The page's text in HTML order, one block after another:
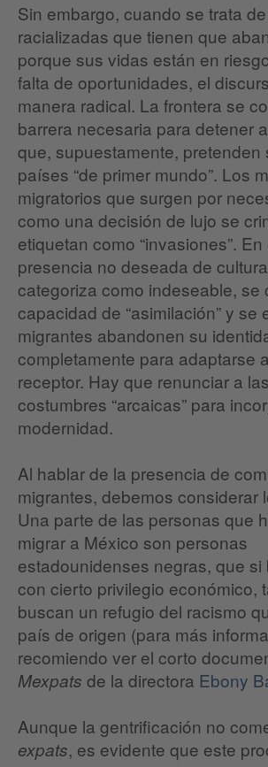
Sin embargo, cuando se trata
racializadas que tienen que
porque sus vidas están en
falta de oportunidades, el
manera radical. La frontera se
barrera necesaria para detener
que, supuestamente, pretenden
países “de primer mundo”. Los
migratorios que surgen por
como una decisión de lujo se
etiquetan como “invasiones”.
presencia no deseada de
categoriza como indeseable, se
capacidad de “asimilación” y se
migrantes abandonen su
completamente para adaptarse
receptor. Hay que renunciar a
costumbres “arcaicas” para
modernidad.
Al hablar de la presencia de
migrantes, debemos considerar
Una parte de las personas que
migrar a México son personas
estadounidenses negras, que si
con cierto privilegio económico,
buscan un refugio del racismo
país de origen (para más
recomiendo ver el corto
Mexpats de la directora Ebony
Aunque la gentrificación no
expats, es evidente que este